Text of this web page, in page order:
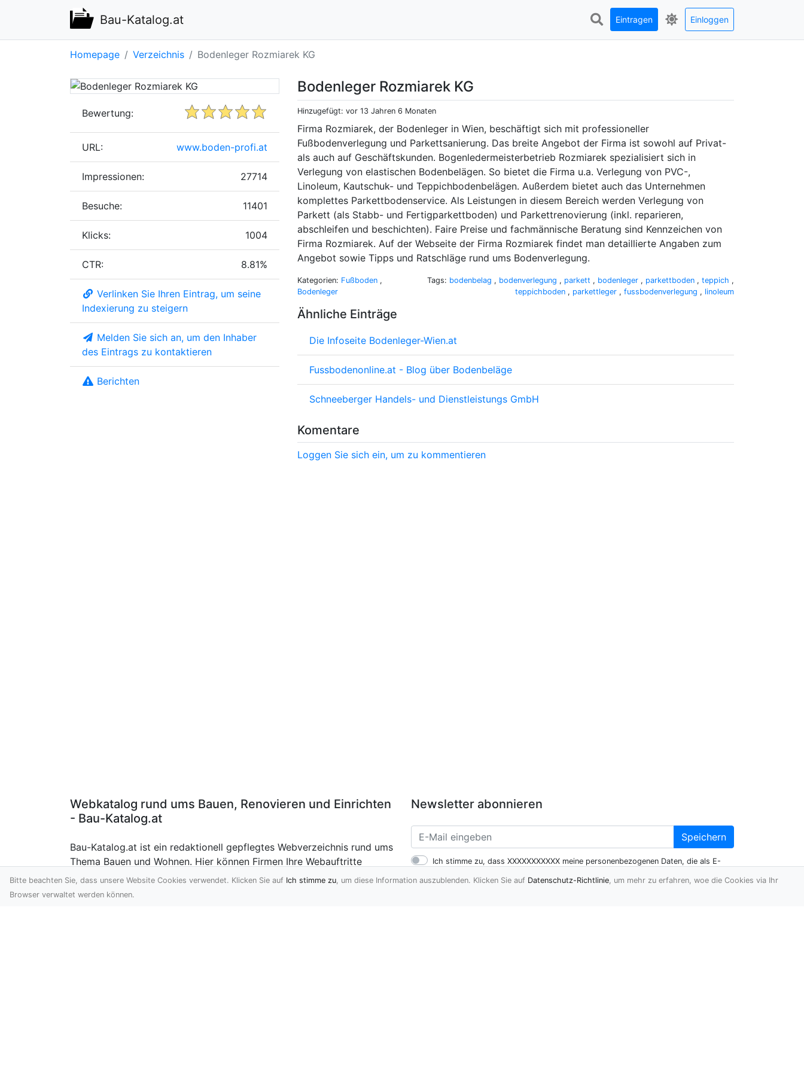
Bau-Katalog.at Eintragen Einloggen
Homepage Verzeichnis Bodenleger Rozmiarek KG
Bodenleger Rozmiarek KG
Hinzugefügt: vor 13 Jahren 6 Monaten
Firma Rozmiarek, der Bodenleger in Wien, beschäftigt sich mit professioneller
Fußbodenverlegung und Parkettsanierung. Das breite Angebot der Firma ist sowohl auf Privat-
als auch auf Geschäftskunden. Bogenledermeisterbetrieb Rozmiarek spezialisiert sich in
Verlegung von elastischen Bodenbelägen. So bietet die Firma u.a. Verlegung von PVC-,
Linoleum, Kautschuk- und Teppichbodenbelägen. Außerdem bietet auch das Unternehmen
komplettes Parkettbodenservice. Als Leistungen in diesem Bereich werden Verlegung von
Parkett (als Stabb- und Fertigparkettboden) und Parkettrenovierung (inkl. reparieren,
abschleifen und beschichten). Faire Preise und fachmännische Beratung sind Kennzeichen von
Firma Rozmiarek. Auf der Webseite der Firma Rozmiarek findet man detaillierte Angaben zum
Angebot sowie Tipps und Ratschläge rund ums Bodenverlegung.
Kategorien: Fußboden ,
Bodenleger
Tags: bodenbelag , bodenverlegung , parkett , bodenleger , parkettboden , teppich ,
teppichboden , parkettleger , fussbodenverlegung , linoleum
Ähnliche Einträge
Die Infoseite Bodenleger-Wien.at
Fussbodenonline.at - Blog über Bodenbeläge
Schneeberger Handels- und Dienstleistungs GmbH
Komentare
Loggen Sie sich ein, um zu kommentieren
Bewertung:
URL: www.boden-profi.at
Impressionen: 27714
Besuche: 11401
Klicks: 1004
CTR: 8.81%
Verlinken Sie Ihren Eintrag, um seine
Indexierung zu steigern
Melden Sie sich an, um den Inhaber
des Eintrags zu kontaktieren
Berichten
Webkatalog rund ums Bauen, Renovieren und Einrichten
- Bau-Katalog.at
Bau-Katalog.at ist ein redaktionell gepflegtes Webverzeichnis rund ums
Thema Bauen und Wohnen. Hier können Firmen Ihre Webauftritte
präsentieren und ihre Leistungen ausführlich beschreiben. Tragen auch
Sie Ihre Firma ein.
Newsletter abonnieren
Speichern
Ich stimme zu, dass XXXXXXXXXXX meine personenbezogenen Daten, die als E-
Mail-Adresse verwendet werden, um mir Werbemitteilungen mittels elektronischer
Bitte beachten Sie, dass unsere Website Cookies verwendet. Klicken Sie auf Ich stimme zu, um diese Information auszublenden. Klicken Sie auf Datenschutz-Richtlinie, um mehr zu erfahren, woe die Cookies via Ihr
Browser verwaltet werden können.